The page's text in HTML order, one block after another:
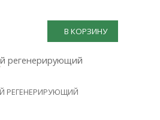
В КОРЗИНУ
РЕГЕНЕРИРУЮЩИЙ